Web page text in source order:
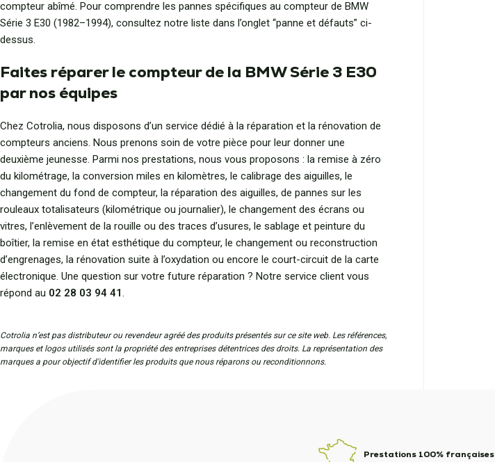
compteur abîmé. Pour comprendre les pannes spécifiques au compteur de BMW
Série 3 E30 (1982–1994), consultez notre liste dans l’onglet “panne et défauts” ci-
dessus.
Faites réparer le compteur de la BMW Série 3 E30
par nos équipes
Chez Cotrolia, nous disposons d’un service dédié à la réparation et la rénovation de
compteurs anciens. Nous prenons soin de votre pièce pour leur donner une
deuxième jeunesse. Parmi nos prestations, nous vous proposons : la remise à zéro
du kilométrage, la conversion miles en kilomètres, le calibrage des aiguilles, le
changement du fond de compteur, la réparation des aiguilles, de pannes sur les
rouleaux totalisateurs (kilométrique ou journalier), le changement des écrans ou
vitres, l’enlèvement de la rouille ou des traces d’usures, le sablage et peinture du
boîtier, la remise en état esthétique du compteur, le changement ou reconstruction
d’engrenages, la rénovation suite à l’oxydation ou encore le court-circuit de la carte
électronique. Une question sur votre future réparation ? Notre service client vous
répond au 02 28 03 94 41.
Cotrolia n’est pas distributeur ou revendeur agréé des produits présentés sur ce site web. Les références,
marques et logos utilisés sont la propriété des entreprises détentrices des droits. La représentation des
marques a pour objectif d'identifier les produits que nous réparons ou reconditionnons.
Prestations 100% françaises